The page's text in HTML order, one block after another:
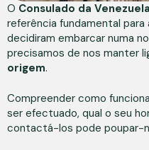
O Consulado da
referência fundamental para
decidiram embarcar numa
precisamos de nos manter
origem.
Compreender como
ser efectuado, qual o seu
contactá-los pode poupar-